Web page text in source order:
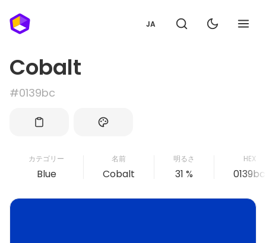
JA
Cobalt
#0139bc
カテゴリー
Blue
名前
Cobalt
明るさ
31 %
HEX
0139bc